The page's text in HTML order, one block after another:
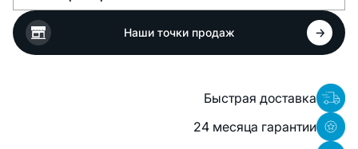
Наши точки продаж
Быстрая доставка
24 месяца гарантии